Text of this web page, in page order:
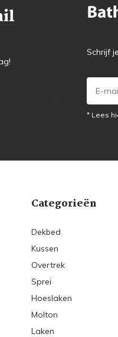
Schrijf
* Lees
Categorieën
Dekbed
Kussen
Overtrek
Sprei
Hoeslaken
Molton
Laken